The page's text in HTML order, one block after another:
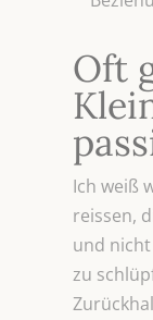
Oft
Ich weiß
reissen,
und
zu